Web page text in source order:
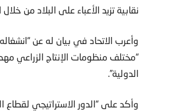
نقابية تزيد الأعباء على البلاد من
وأعرب الاتحاد في بيان له عن
“مختلف منظومات الإنتاج الزراعي
الدولية”.
وأكد على “الدور الاستراتيجي لقطاع